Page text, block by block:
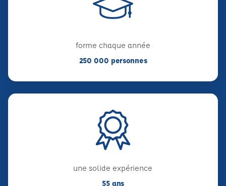
forme chaque année
250 000 personnes
une solide expérience
55 ans